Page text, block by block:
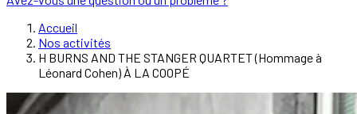
Accueil
Nos activités
H BURNS AND THE STANGER QUARTET (Hommage à
Léonard Cohen) À LA COOPÉ